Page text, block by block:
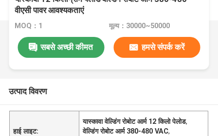
वीएसी पावर आवश्यकताएं
MOQ：1 मूल्य：30000~50000
सबसे अच्छी कीमत हमसे संपर्क करें
उत्पाद विवरण
हाई लाइट:
यास्कावा वेल्डिंग रोबोट आर्म 12 किलो पेलोड,
वेल्डिंग रोबोट आर्म 380-480 VAC,